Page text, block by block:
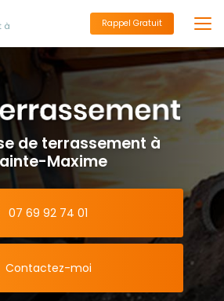
Rappel Gratuit
de terrassement à
Maxime
07 69 92 74 01
Contactez-moi